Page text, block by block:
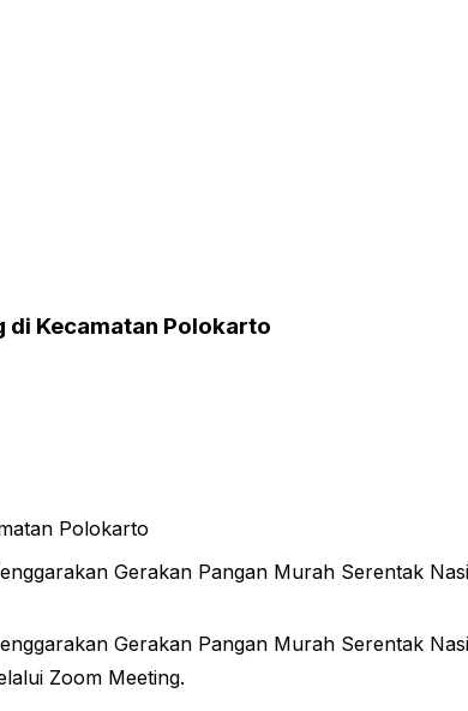
di Kecamatan Polokarto
Gerakan Pangan Murah Serentak
Gerakan Pangan Murah Serentak
Zoom Meeting.